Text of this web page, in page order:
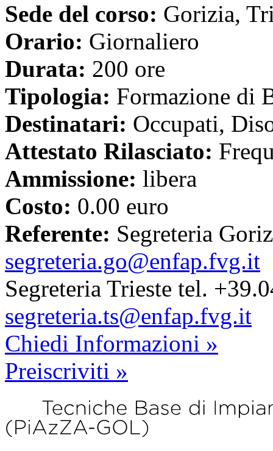
Sede del corso: Gorizia,
Orario: Giornaliero
Durata: 200 ore
Tipologia: Formazione di
Destinatari: Occupati,
Attestato Rilasciato:
Ammissione: libera
Costo: 0.00 euro
Referente: Segreteria
segreteria.go@enfap.fvg.it
Segreteria Trieste tel.
segreteria.ts@enfap.fvg.it
Chiedi Informazioni »
Preiscriviti »